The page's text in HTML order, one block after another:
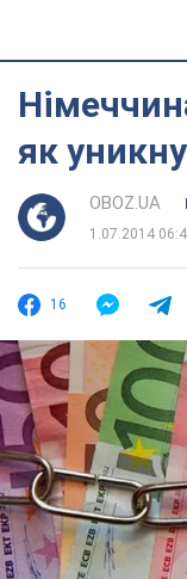
як
OBOZ.UA
1.07.2014
16